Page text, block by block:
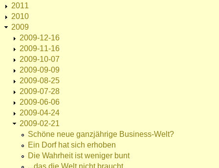
2011
2010
2009
2009-12-16
2009-11-16
2009-10-07
2009-09-09
2009-08-25
2009-07-28
2009-06-06
2009-04-24
2009-02-21
Schöne neue ganzjährige Business-Welt?
Ein Dorf hat sich erhoben
Die Wahrheit ist weniger bunt